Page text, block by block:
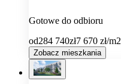
Gotowe do odbioru
od284 740zł7 670 zł/m2
Zobacz mieszkania